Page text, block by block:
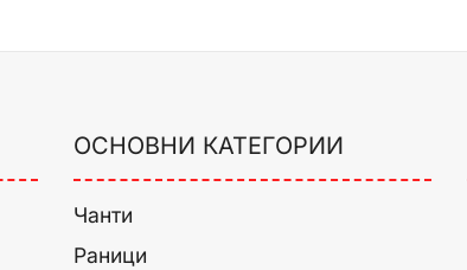
ОСНОВНИ КАТЕГОРИИ
Чанти
Раници